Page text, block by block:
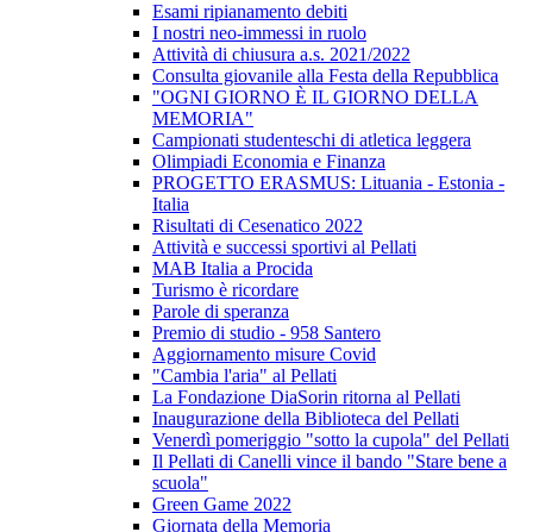
Esami ripianamento debiti
I nostri neo-immessi in ruolo
Attività di chiusura a.s. 2021/2022
Consulta giovanile alla Festa della Repubblica
"OGNI GIORNO È IL GIORNO DELLA
MEMORIA"
Campionati studenteschi di atletica leggera
Olimpiadi Economia e Finanza
PROGETTO ERASMUS: Lituania - Estonia -
Italia
Risultati di Cesenatico 2022
Attività e successi sportivi al Pellati
MAB Italia a Procida
Turismo è ricordare
Parole di speranza
Premio di studio - 958 Santero
Aggiornamento misure Covid
"Cambia l'aria" al Pellati
La Fondazione DiaSorin ritorna al Pellati
Inaugurazione della Biblioteca del Pellati
Venerdì pomeriggio "sotto la cupola" del Pellati
Il Pellati di Canelli vince il bando "Stare bene a
scuola"
Green Game 2022
Giornata della Memoria